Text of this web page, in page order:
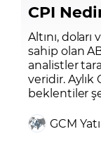
CPI
Altını,
sahip olan
analistler
veridir. Aylık
beklentiler
GCM